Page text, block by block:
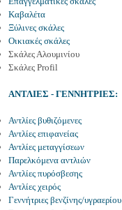
Καβαλέτα
Ξύλινες σκάλες
Οικιακές σκάλες
Σκάλες Αλουμινίου
Σκάλες Profil
ΑΝΤΛΙΕΣ - ΓΕΝΝΗΤΡΙΕΣ:
Αντλίες βυθιζόμενες
Αντλίες επιφανείας
Αντλίες μεταγγίσεων
Παρελκόμενα αντλιών
Αντλίες πυρόσβεσης
Αντλίες χειρός
Γεννήτριες βενζίνης/υγραερίου